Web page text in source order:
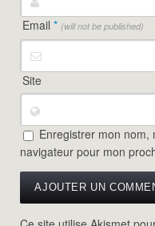
Email* (will not be published)
Site
Enregistrer mon nom,
navigateur pour mon